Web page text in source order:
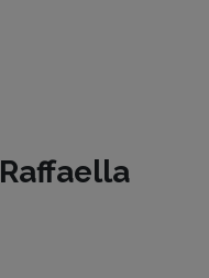
Raffaella